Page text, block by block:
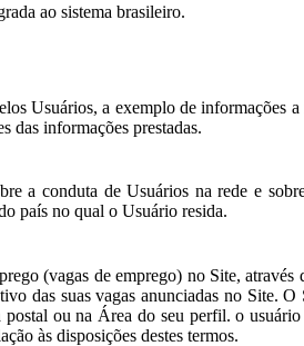
ao sistema brasileiro.
Usuários, a exemplo de informações
das informações prestadas.
a conduta de Usuários na rede e
país no qual o Usuário resida.
(vagas de emprego) no Site,
das suas vagas anunciadas no Site.
ou na Área do seu perfil. o
às disposições destes termos.